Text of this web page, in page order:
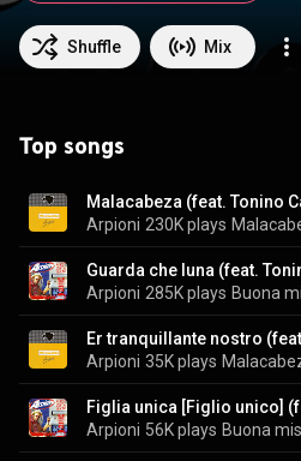
Shuffle Mix
Top songs
Arpioni 230K plays
Guarda che luna (feat.
Arpioni 285K plays Buona
Arpioni 35K plays
Arpioni 56K plays Buona